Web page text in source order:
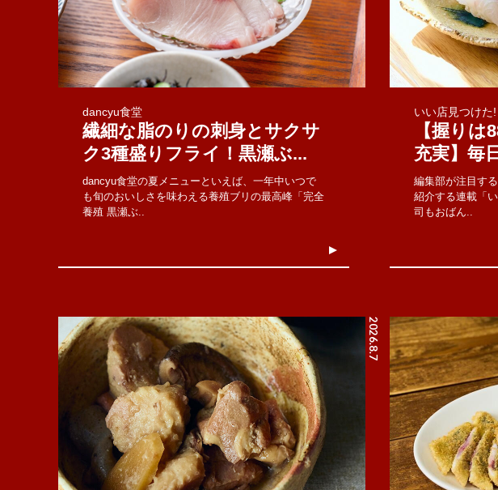
dancyu食堂
繊細な脂のりの刺身とサクサ
ク3種盛りフライ！黒瀬ぶ...
dancyu食堂の夏メニューといえば、一年中いつで
も旬のおいしさを味わえる養殖ブリの最高峰「完全
養殖 黒瀬ぶ..
いい店見つけた!
【握り
充実】毎
編集部が注目す
紹介する連載「
司もおばん..
2026.8.7